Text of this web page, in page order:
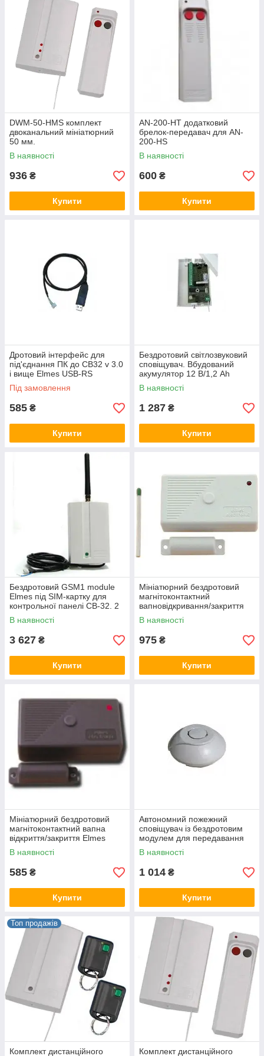
DWМ-50-HMS комплект
двоканальний мініатюрний
50 мм.
В наявності
936 ₴
Купити
AN-200-HT додатковий
брелок-передавач для AN-
200-HS
В наявності
600 ₴
Купити
Дротовий інтерфейс для
під'єднання ПК до CB32 v 3.0
і вище Elmes USB-RS
Під замовлення
585 ₴
Купити
Бездротовий світлозвуковий
сповіщувач. Вбудований
акумулятор 12 В/1,2 Ah
Elmes WSM
В наявності
1 287 ₴
Купити
Бездротовий GSM1 module
Elmes під SIM-картку для
контрольної панелі CB-32. 2
номери телефона
В наявності
3 627 ₴
Купити
Мініатюрний бездротовий
магнітоконтактний
вапновідкривання/закриття
Elmes CTX3H
В наявності
975 ₴
Купити
Мініатюрний бездротовий
магнітоконтактний вапна
відкриття/закриття Elmes
CTX3Hb
В наявності
585 ₴
Купити
Автономний пожежний
сповіщувач із бездротовим
модулем для передавання
вапна, 50 м, 433.92 МГц
Elmes GNS
В наявності
1 014 ₴
Купити
Топ продажів
Комплект дистанційного Комплект дистанційного